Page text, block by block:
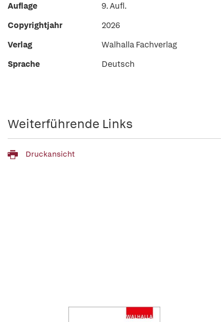
Auflage
9. Aufl.
Copyrightjahr
2026
Verlag
Walhalla Fachverlag
Sprache
Deutsch
Weiterführende Links
Druckansicht